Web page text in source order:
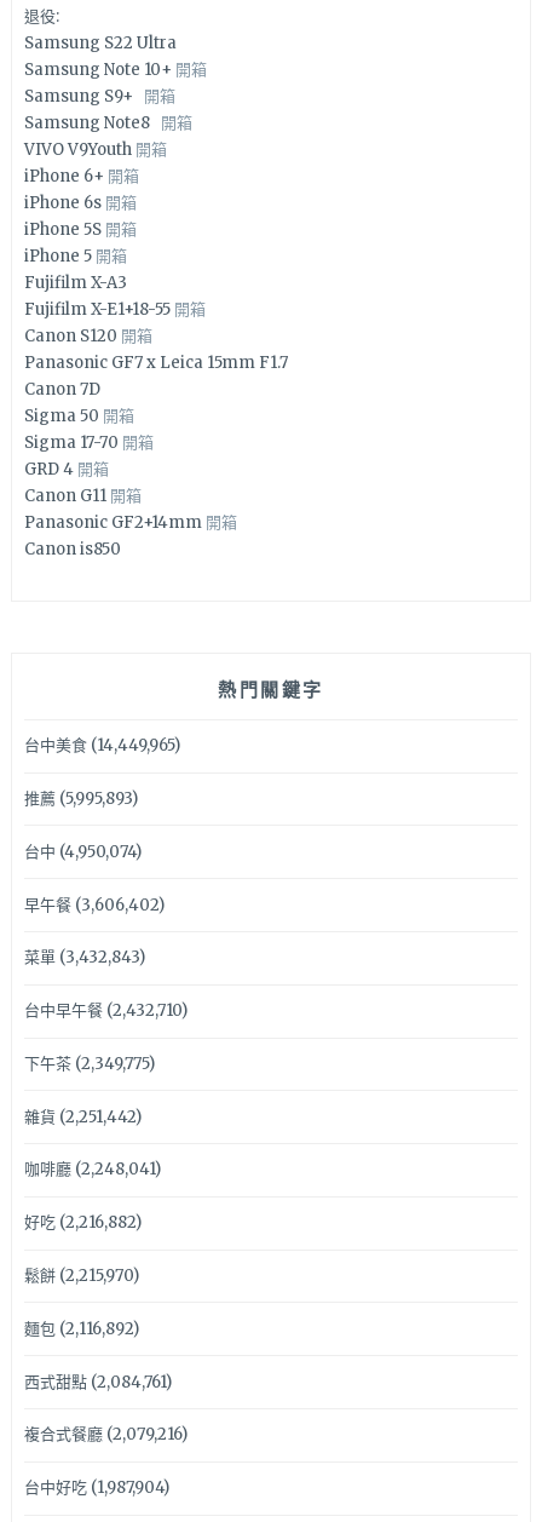
退役:
Samsung S22 Ultra
Samsung Note 10+ 開箱
Samsung S9+ 開箱
Samsung Note8 開箱
VIVO V9Youth 開箱
iPhone 6+ 開箱
iPhone 6s 開箱
iPhone 5S 開箱
iPhone 5 開箱
Fujifilm X-A3
Fujifilm X-E1+18-55 開箱
Canon S120 開箱
Panasonic GF7 x Leica 15mm F1.7
Canon 7D
Sigma 50 開箱
Sigma 17-70 開箱
GRD 4 開箱
Canon G11 開箱
Panasonic GF2+14mm 開箱
Canon is850
熱門關鍵字
台中美食(14,449,965)
推薦(5,995,893)
台中 (4,950,074)
早午餐(3,606,402)
菜單(3,432,843)
台中早午餐(2,432,710)
下午茶(2,349,775)
雜貨 (2,251,442)
咖啡廳(2,248,041)
好吃(2,216,882)
鬆餅(2,215,970)
麵包(2,116,892)
西式甜點(2,084,761)
複合式餐廳(2,079,216)
台中好吃(1,987,904)